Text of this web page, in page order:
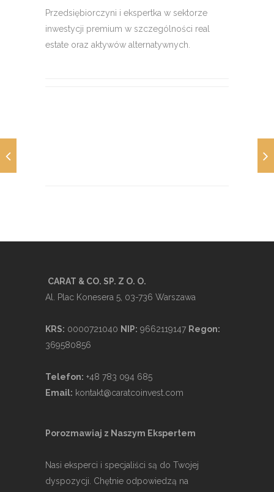
Przedsiębiorczyni i ekspertka w sektorze
inwestycji premium w szczególności real
estate oraz aktywów alternatywnych.
CARAT & CO. SP. Z O. O.
Al. Plac Konesera 5, 03-736 Warszawa
KRS: 0000721040 NIP: 9662119147 Regon:
369580856
Telefon: +48 783 094 685
Email: kontakt@caratcoinvest.com
Porozmawiaj z Naszym Ekspertem
Nasi eksperci i specjaliści są do Twojej
dyspozycji. Chętnie odpowiedzą na